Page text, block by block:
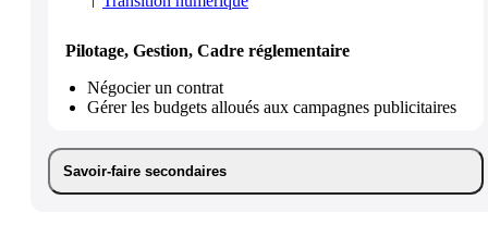
Pilotage, Gestion, Cadre réglementaire
Négocier un contrat
Gérer les budgets alloués aux campagnes publicitaires
Savoir-faire secondaires